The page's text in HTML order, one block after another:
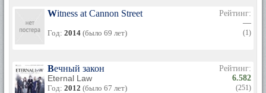
Witness at Cannon Street
Год: 2014 (было 69 лет)
Рейтинг:
—
(1)
Вечный закон
Eternal Law
Год: 2012 (было 67 лет)
Рейтинг:
6.582
(251)